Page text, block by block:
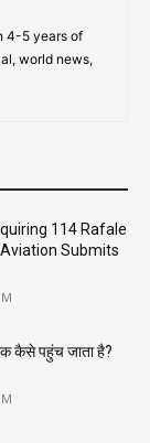
4-5 years of
world news,
114 Rafale
Submits
कैसे पहुंच जाता है?